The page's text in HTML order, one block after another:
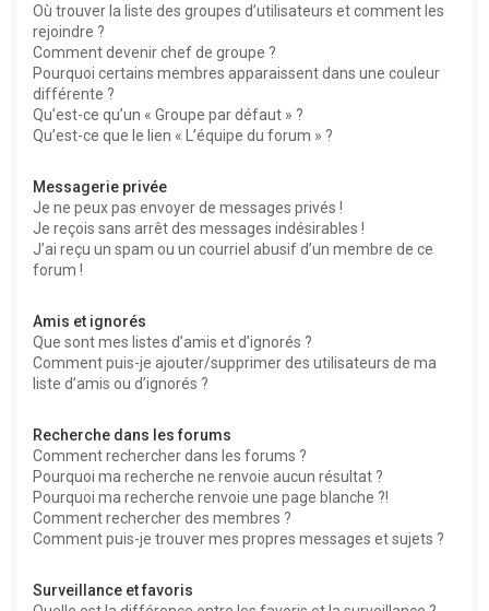
Où trouver la liste des groupes d’utilisateurs et comment les
rejoindre ?
Comment devenir chef de groupe ?
Pourquoi certains membres apparaissent dans une couleur
différente ?
Qu’est-ce qu’un « Groupe par défaut » ?
Qu’est-ce que le lien « L’équipe du forum » ?
Messagerie privée
Je ne peux pas envoyer de messages privés !
Je reçois sans arrêt des messages indésirables !
J’ai reçu un spam ou un courriel abusif d’un membre de ce
forum !
Amis et ignorés
Que sont mes listes d’amis et d’ignorés ?
Comment puis-je ajouter/supprimer des utilisateurs de ma
liste d’amis ou d’ignorés ?
Recherche dans les forums
Comment rechercher dans les forums ?
Pourquoi ma recherche ne renvoie aucun résultat ?
Pourquoi ma recherche renvoie une page blanche ?!
Comment rechercher des membres ?
Comment puis-je trouver mes propres messages et sujets ?
Surveillance et favoris